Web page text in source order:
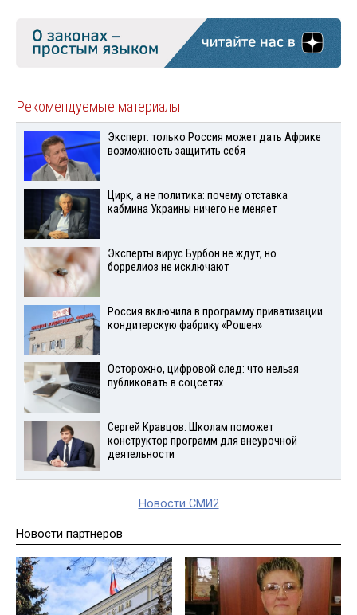
Рекомендуемые материалы
Эксперт: только Россия может дать Африке
возможность защитить себя
Цирк, а не политика: почему отставка
кабмина Украины ничего не меняет
Эксперты вирус Бурбон не ждут, но
боррелиоз не исключают
Россия включила в программу приватизации
кондитерскую фабрику «Рошен»
Осторожно, цифровой след: что нельзя
публиковать в соцсетях
Сергей Кравцов: Школам поможет
конструктор программ для внеурочной
деятельности
Новости СМИ2
Новости партнеров